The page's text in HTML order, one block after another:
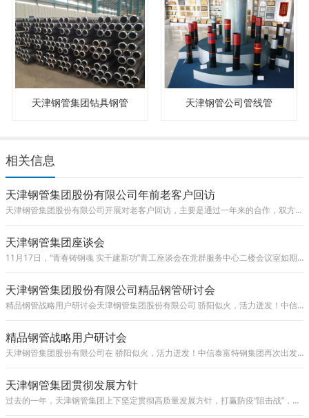
天津钢管集团钻具钢管 天津钢管公司管线管
相关信息
天津钢管集团股份有限公司年前老客户回访
天津钢管集团股份有限公司开展对老客户回访，主要是通过一年来的合作，双方就协作开展公关对话，对产品型号以及交货流程等多环节进行交流，指
天津钢管集团座谈会
11月17日，“青春铸钢魂 实干建新功”青工座谈会在党群服务中心二楼会议室如期举行。天津钢管集团股份有限公司纪委书记王勇，党群工作部部长李儒
天津钢管集团股份有限公司精品钢管研讨会
精品钢管战略用户研讨会天津钢管集团股份有限公司 骄阳似火，活力迸发！中信泰富特钢集团再次出发，与用户朋友们相约山西太原，分别召开精品钢
精品钢管战略用户研讨会
天津钢管集团股份有限公司在 骄阳似火，活力迸发！中信泰富特钢集团再次出发，与用户朋友们相约山西太原，分别召开精品钢管和轴承钢两场战略用
天津钢管集团贯彻发展方针
过去的一年，天津钢管集团上下坚定贯彻高质量发展方针，打赢防疫“阻击战”，取得抗疫保产“双胜利”；两度折桂工业大奖，“创建全球最具竞争